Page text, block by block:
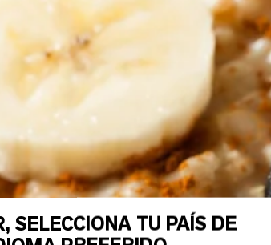
SELECCIONA TU PAÍS DE